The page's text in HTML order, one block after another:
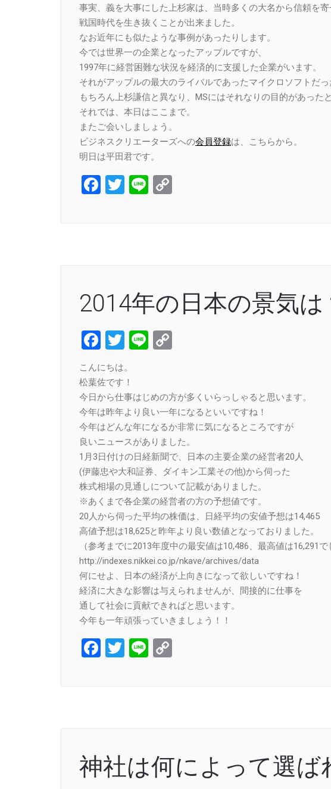
事実、義を大事にした上杉家は、当時多くの大名から信頼を寄
戦国時代を生き抜くことが出来ました。
なお近年にも似たような事例があったりします。
今では世界一の企業となったアップルですが、
1997年に経営困難な状況を経済的に支援した企業がいます。
それがアップルの最大のライバルであったマイクロソフトだっ
もちろん上杉謙信と異なり、MSにはそれなりの目的があった
それでは、本日はここまで。
またご会いしましょう。
ビジネスクリエーターズへの会員登録は、こちらから。
明日は平田君です。
Facebook
Twitter
Line
2014年の日本の景気は
Facebook
Twitter
Line
こんにちは。
松葉佐です！
今日から仕事はじめの方が多くいらっしゃると思います。
今年は昨年より良い一年になるといいですね！
今年はどんな年になるか非常に気になるところですが
良いニュースがありました。
1月3日付けの日経新聞で、日本の主要企業の経営者20人
(伊藤忠や大和証券、ダイキン工業その他)から伺った
株式相場の見通しについて記載がありました。
※あくまで各企業の経営者の方の予想値です。
20人から伺った平均の株価は、日経平均の安値予想は14,465
高値予想は18,625と昨年より良い数値となっておりました。
（参考までに2013年度中の最安値は10,486、最高値は16,291で
http://indexes.nikkei.co.jp/nkave/archives/data
何にせよ、日本の経済が上向きになって欲しいですね！
経済に大きな影響は与えられませんが、間接的に仕事を
通して社会に貢献できればと思います。
今年も一年頑張っていきましょう！！
Facebook
Twitter
Line
神社は何によって選ば